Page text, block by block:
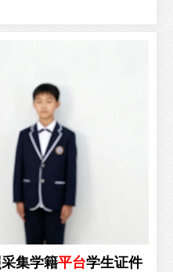
集学籍平台学生证件